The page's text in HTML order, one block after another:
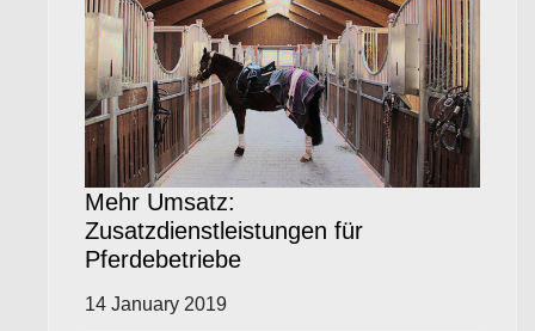
Mehr Umsatz:
Zusatzdienstleistungen für
Pferdebetriebe
14 January 2019